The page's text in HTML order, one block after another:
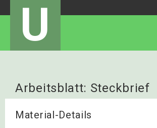
U
Arbeitsblatt: Steckbrief
Material-Details